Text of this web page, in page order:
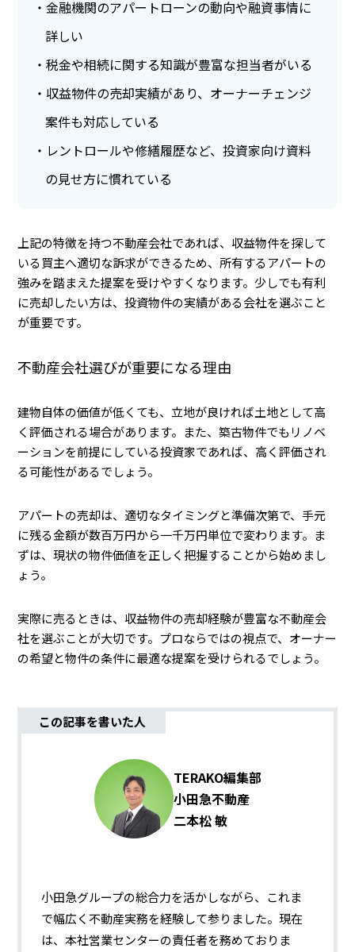
金融機関のアパートローンの動向や融資事情に
詳しい
税金や相続に関する知識が豊富な担当者がいる
収益物件の売却実績があり、オーナーチェンジ
案件も対応している
レントロールや修繕履歴など、投資家向け資料
の見せ方に慣れている
上記の特徴を持つ不動産会社であれば、収益物件を探して
いる買主へ適切な訴求ができるため、所有するアパートの
強みを踏まえた提案を受けやすくなります。少しでも有利
に売却したい方は、投資物件の実績がある会社を選ぶこと
が重要です。
不動産会社選びが重要になる理由
建物自体の価値が低くても、立地が良ければ土地として高
く評価される場合があります。また、築古物件でもリノベ
ーションを前提にしている投資家であれば、高く評価され
る可能性があるでしょう。
アパートの売却は、適切なタイミングと準備次第で、手元
に残る金額が数百万円から一千万円単位で変わります。ま
ずは、現状の物件価値を正しく把握することから始めまし
ょう。
実際に売るときは、収益物件の売却経験が豊富な不動産会
社を選ぶことが大切です。プロならではの視点で、オーナー
の希望と物件の条件に最適な提案を受けられるでしょう。
この記事を書いた人
TERAKO編集部
小田急不動産
二本松 敏
小田急グループの総合力を活かしながら、これま
で幅広く不動産実務を経験して参りました。現在
は、本社営業センターの責任者を務めておりま